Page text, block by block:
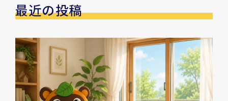
最近の投稿